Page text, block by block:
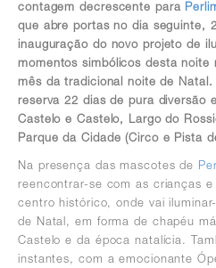
contagem decrescente para
que abre portas no dia seguinte,
inauguração do novo projeto de
momentos simbólicos desta
mês da tradicional noite de
reserva 22 dias de pura diversão
Castelo e Castelo, Largo do
Parque da Cidade (Circo e Pista
Na presença das mascotes de
reencontrar-se com as crianças
centro histórico, onde vai
de Natal, em forma de chapéu
Castelo e da época natalícia.
instantes, com a emocionante